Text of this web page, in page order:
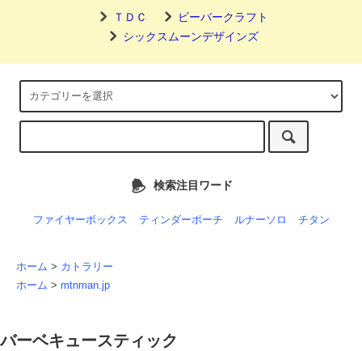
ＴＤＣ
ビーバークラフト
シックスムーンデザインズ
検索注目ワード
ファイヤーボックス ティンダーポーチ ルナーソロ チタン
ホーム > カトラリー
ホーム > mtnman.jp
バーベキュースティック